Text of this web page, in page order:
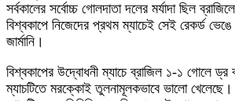
সর্বকালের সর্বোচ্চ গোলদাতা দলের মর্যাদা ছিল
বিশ্বকাপে নিজেদের প্রথম ম্যাচেই সেই রেকর্ড
জার্মানি।
বিশ্বকাপের উদ্বোধনী ম্যাচে ব্রাজিল ১-১ গোলে ড্র
ম্যাচটিতে মরক্কোই তুলনামূলকভাবে ভালো